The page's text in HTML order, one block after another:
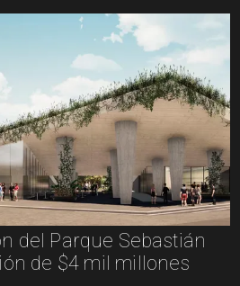
del Parque Sebastián
de $4 mil millones